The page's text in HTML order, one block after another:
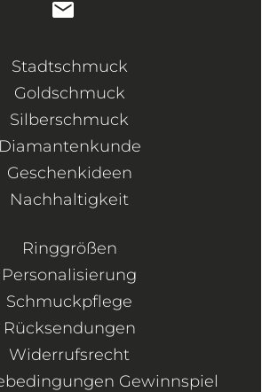
Stadtschmuck
Goldschmuck
Silberschmuck
Diamantenkunde
Geschenkideen
Nachhaltigkeit
Ringgrößen
Personalisierung
Schmuckpflege
Rücksendungen
Widerrufsrecht
Gewinnspiel